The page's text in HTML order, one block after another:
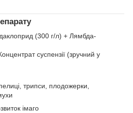
(300 г/л) + Лямбда-
суспензії (зручний у
трипси, плодожерки,
імаго